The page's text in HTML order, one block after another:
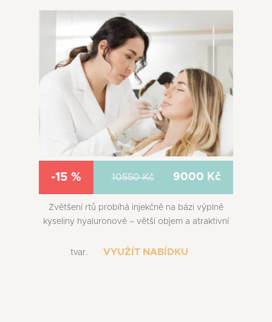
-15 % 10550 Kč 9000 Kč
Zvětšení rtů probíhá injekčně na bázi výplně
kyseliny hyaluronové – větší objem a atraktivní
tvar. VYUŽÍT NABÍDKU